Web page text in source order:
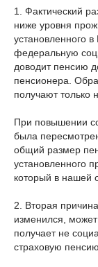
1. Фактический
ниже уровня
установленного
федеральную
доводит пенсию
пенсионера.
получают только
При повышении
была
общий размер
установленного
который в нашей
2. Вторая
изменился,
получает не
страховую пенсию.